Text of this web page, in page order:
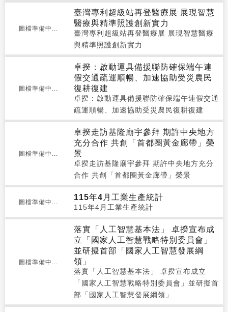
圖檔準備中...
臺灣專利超級站再登醫療展 展現智慧
醫療與精準照護創新實力
臺灣專利超級站再登醫療展 展現智慧醫療
與精準照護創新實力
圖檔準備中...
卓揆：啟動運具備援聯防確保端午連
假交通疏運順暢、加速協助受災農民
復耕復建
卓揆：啟動運具備援聯防確保端午連假交通
疏運順暢、加速協助受災農民復耕復建
圖檔準備中...
卓揆走訪基隆廟宇參拜 期許中央地方
充分合作 共創「首都圈黃金廊帶」榮
景
卓揆走訪基隆廟宇參拜 期許中央地方充分
合作 共創「首都圈黃金廊帶」榮景
圖檔準備中...
115年4月工業生產統計
115年4月工業生產統計
圖檔準備中...
落實「人工智慧基本法」 卓揆宣布成
立「國家人工智慧戰略特別委員會」
並研擬首部「國家人工智慧發展綱
領」
落實「人工智慧基本法」 卓揆宣布成立
「國家人工智慧戰略特別委員會」並研擬首
部「國家人工智慧發展綱領」